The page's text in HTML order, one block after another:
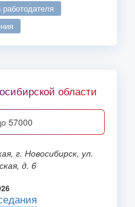
работодателя
области
57000
д. 6